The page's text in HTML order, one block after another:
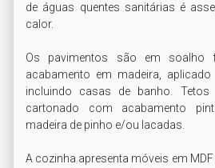
de águas quentes sanitárias é
calor.
Os pavimentos são em soalho
acabamento em madeira,
incluindo casas de banho.
cartonado com acabamento
madeira de pinho e/ou lacadas.
A cozinha apresenta móveis em